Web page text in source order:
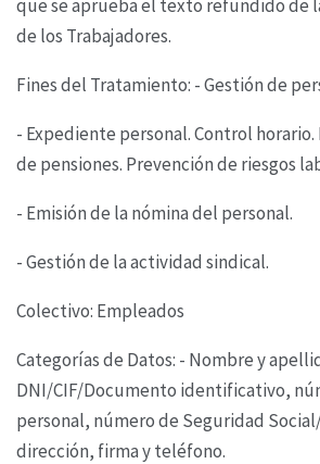
que se aprueba el texto refundido de
de los Trabajadores.
Fines del Tratamiento: - Gestión de
- Expediente personal. Control horario.
de pensiones. Prevención de riesgos
- Emisión de la nómina del personal.
- Gestión de la actividad sindical.
Colectivo: Empleados
Categorías de Datos: - Nombre y
DNI/CIF/Documento identificativo,
personal, número de Seguridad
dirección, firma y teléfono.